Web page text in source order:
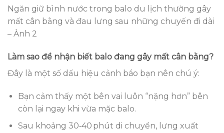
Ngăn giữ bình nước trong balo du lịch thường gây
mất cân bằng và đau lưng sau những chuyến đi dài
– Ảnh 2
Làm sao để nhận biết balo đang gây mất cân bằng?
Đây là một số dấu hiệu cảnh báo bạn nên chú ý:
Bạn cảm thấy một bên vai luôn “nặng hơn” bên
còn lại ngay khi vừa mặc balo.
Sau khoảng 30‑40 phút di chuyển, lưng xuất